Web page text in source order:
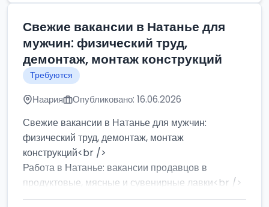
Свежие вакансии в Натанье для
мужчин: физический труд,
демонтаж, монтаж конструкций
Требуются
Наария Опубликовано: 16.06.2026
Свежие вакансии в Натанье для мужчин:
физический труд, демонтаж, монтаж
конструкций<br />
Работа в Натанье: вакансии продавцов в
продуктовые, мясные и сувенирные лавки<br />
Разнорабочий на сборку м...